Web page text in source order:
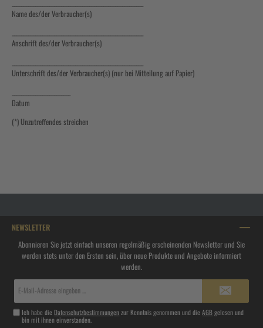
Name des/der Verbraucher(s)
Anschrift des/der Verbraucher(s)
Unterschrift des/der Verbraucher(s) (nur bei Mitteilung auf Papier)
Datum
(*) Unzutreffendes streichen
NEWSLETTER
Abonnieren Sie jetzt einfach unseren regelmäßig erscheinenden Newsletter und Sie
werden stets unter den Ersten sein, über neue Produkte und Angebote informiert
werden.
Ich habe die Datenschutzbestimmungenzur Kenntnis genommen und dieAGBgelesen und
bin mit ihnen einverstanden.